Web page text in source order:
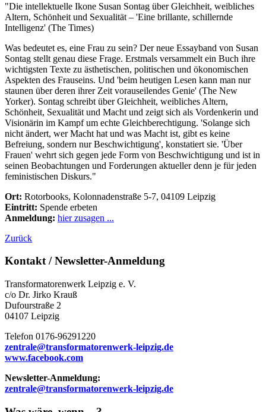
"Die intellektuelle Ikone Susan Sontag über Gleichheit, weibliches
Altern, Schönheit und Sexualität – 'Eine brillante, schillernde
Intelligenz' (The Times)
Was bedeutet es, eine Frau zu sein? Der neue Essayband von Susan
Sontag stellt genau diese Frage. Erstmals versammelt ein Buch ihre
wichtigsten Texte zu ästhetischen, politischen und ökonomischen
Aspekten des Frauseins. Und 'beim heutigen Lesen kann man nur
staunen über deren ihrer Zeit vorauseilendes Genie' (The New
Yorker). Sontag schreibt über Gleichheit, weibliches Altern,
Schönheit, Sexualität und Macht und zeigt sich als Vordenkerin und
Visionärin im Kampf um echte Gleichberechtigung. 'Solange sich
nicht ändert, wer Macht hat und was Macht ist, gibt es keine
Befreiung, sondern nur Beschwichtigung', konstatiert sie. 'Über
Frauen' wehrt sich gegen jede Form von Beschwichtigung und ist in
seinen Beobachtungen und Forderungen aktueller denn je für jeden
feministischen Diskurs."
Ort: Rotorbooks, Kolonnadenstraße 5-7, 04109 Leipzig
Eintritt: Spende erbeten
Anmeldung: hier zusagen ...
Zurück
Kontakt / Newsletter-Anmeldung
Transformatorenwerk Leipzig e. V.
c/o Dr. Jirko Krauß
Dufourstraße 2
04107 Leipzig
Telefon 0176-96291220
zentrale@transformatorenwerk-leipzig.de
www.facebook.com
Newsletter-Anmeldung:
zentrale@transformatorenwerk-leipzig.de